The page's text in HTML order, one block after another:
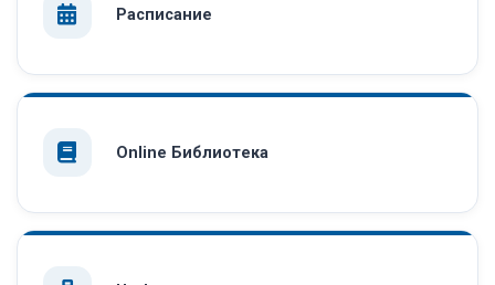
Расписание
Online Библиотека